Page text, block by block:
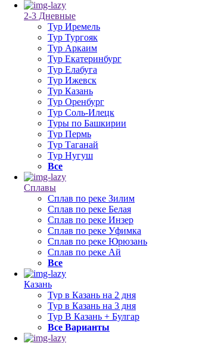
2-3 Дневные
Тур Иремель
Тур Тургояк
Тур Аркаим
Тур Екатеринбург
Тур Елабуга
Тур Ижевск
Тур Казань
Тур Оренбург
Тур Соль-Илецк
Туры по Башкирии
Тур Пермь
Тур Таганай
Тур Нугуш
Все
Сплавы
Сплав по реке Зилим
Сплав по реке Белая
Сплав по реке Инзер
Сплав по реке Уфимка
Сплав по реке Юрюзань
Сплав по реке Ай
Все
Казань
Тур в Казань на 2 дня
Тур в Казань на 3 дня
Тур В Казань + Булгар
Все Варианты